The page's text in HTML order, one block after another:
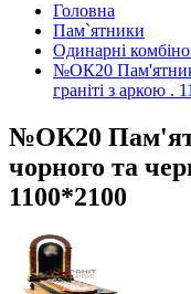
Головна
Пам`ятники
Одинарні
№ОК20 Пам'ятник
граніті з аркою .
№ОК20
чорного та
1100*2100